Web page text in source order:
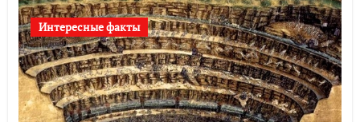
Интересные факты